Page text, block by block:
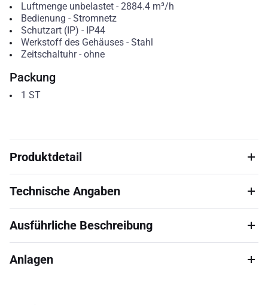
Luftmenge unbelastet- 2884.4 m³/h
Bedienung - Stromnetz
Schutzart (IP) - IP44
Werkstoff des Gehäuses- Stahl
Zeitschaltuhr- ohne
Packung
1 ST
Produktdetail
Technische Angaben
Ausführliche Beschreibung
Anlagen